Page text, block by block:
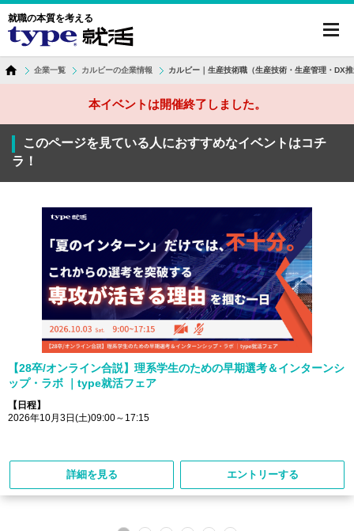
就職の本質を考える
企業一覧 カルビーの企業情報 カルビー｜生産技術職（生産技術・生産管理・DX
本イベントは開催終了しました。
このページを見ている人におすすめなイベントはコチ
ラ！
【28卒/オンライン合説】理系学生のための早期選考＆インターンシ
ップ・ラボ ｜type就活フェア
【日程】
2026年10月3日(土)09:00～17:15
詳細を見る エントリーする